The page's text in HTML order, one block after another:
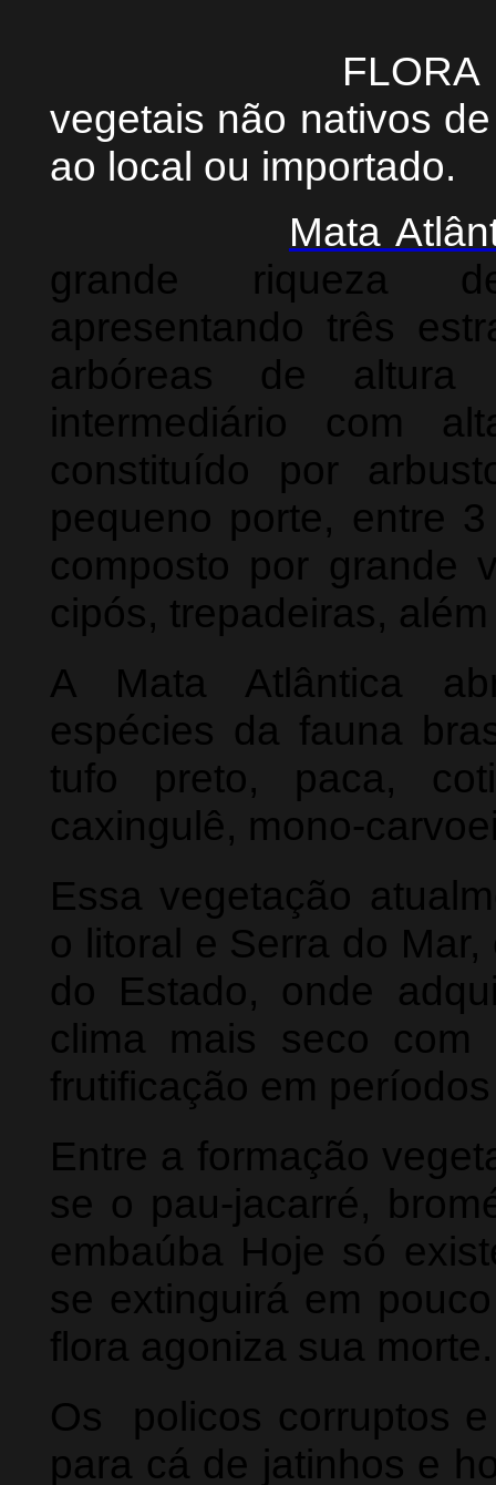
FLORA
vegetais não nativos
ao local ou importado.
Mata
grande riqueza
apresentando três
arbóreas de
intermediário com
constituído por
pequeno porte, entre
composto por grande
cipós, trepadeiras,
A Mata Atlântica
espécies da fauna
tufo preto, paca,
caxingulê, mono-
Essa vegetação
o litoral e Serra do
do Estado, onde
clima mais seco
frutificação em
Entre a formação
se o pau-jacarré,
embaúba Hoje só
se extinguirá em
flora agoniza sua morte.
Os policos corruptos
para cá de jatinhos e